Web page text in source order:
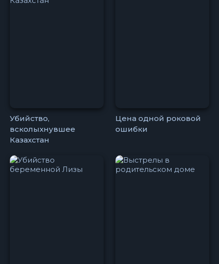
Убийство,
всколыхнувшее
Казахстан
Цена одной роковой
ошибки